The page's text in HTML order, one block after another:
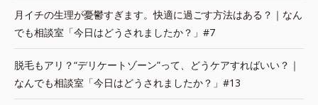
月イチの生理が憂鬱すぎます。快適に過ごす方法はある？｜なん
でも相談室「今日はどうされましたか？」#7
脱毛もアリ？“デリケートゾーン”って、どうケアすればいい？｜
なんでも相談室「今日はどうされましたか？」#13